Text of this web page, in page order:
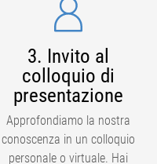
3. Invito al
colloquio di
presentazione
Approfondiamo la nostra
conoscenza in un colloquio
personale o virtuale. Hai